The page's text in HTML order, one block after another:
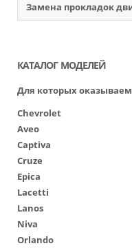
Замена прокладок
КАТАЛОГ МОДЕЛЕЙ
Для которых
Chevrolet
Aveo
Captiva
Cruze
Epica
Lacetti
Lanos
Niva
Orlando